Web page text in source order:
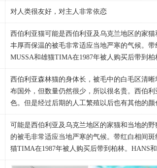
对人类很友好，对主人非常依恋
西伯利亚猫可能是西伯利亚及乌克兰地区的家
丰厚而保温的被毛非常适应当地严寒的气候。
MUSSA和雄猫TIMA在1987年被人购买后带到
在他们的NEWSKI猫屋中培育出了第一代西伯利
品种就在法国确立了。1887年得到了FIFe的承
TERRELL引入了第一批该猫到自己的美国
种并在1998年出版该品种的标准。
西伯利亚森林猫的身体长，被毛中的白毛区清
布国外，但数量仍然很少，所以很名贵。西伯
色。但是经过后期的人工繁殖以后也有其他的
的时候被毛短，到三个月大时才会有护毛。
体形：非常大型而紧凑的身体，粗壮而沉重。
体重：4.5到9公斤。
头部：头大小中等，宽而呈三角形，轮廓成圆弧
鼓。脸颊不明显。吻部浑圆，适度长。头部比
可能是西伯利亚及乌克兰地区的家猫和当地的
的被毛非常适应当地严寒的气候。带红白相间
猫TIMA在1987年被人购买后带到柏林。HANS
NEWSKI猫屋中培育出了第一代西伯利亚猫。